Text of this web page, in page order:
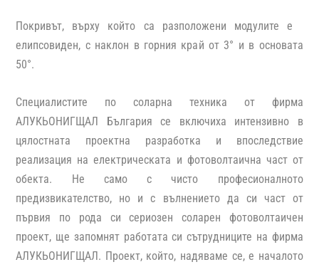
Покривът, върху който са разположени модулите е
елипсовиден, с наклон в горния край от 3° и в основата
50°.
Специалистите по соларна техника от фирма
АЛУКЬОНИГЩАЛ България се включиха интензивно в
цялостната проектна разработка и впоследствие
реализация на електрическата и фотоволтаична част от
обекта. Не само с чисто професионалното
предизвикателство, но и с вълнението да си част от
първия по рода си сериозен соларен фотоволтаичен
проект, ще запомнят работата си сътрудниците на фирма
АЛУКЬОНИГЩАЛ. Проект, който, надяваме се, е началото